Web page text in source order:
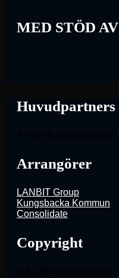
MED STÖD AV
Huvudpartners
Arrangörer
LANBIT Group
Kungsbacka Kommun
Consolidate
Copyright